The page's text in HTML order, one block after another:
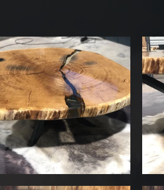
Büro / Gaming Tisch
Sitzmöbel
3D Planung Treppen